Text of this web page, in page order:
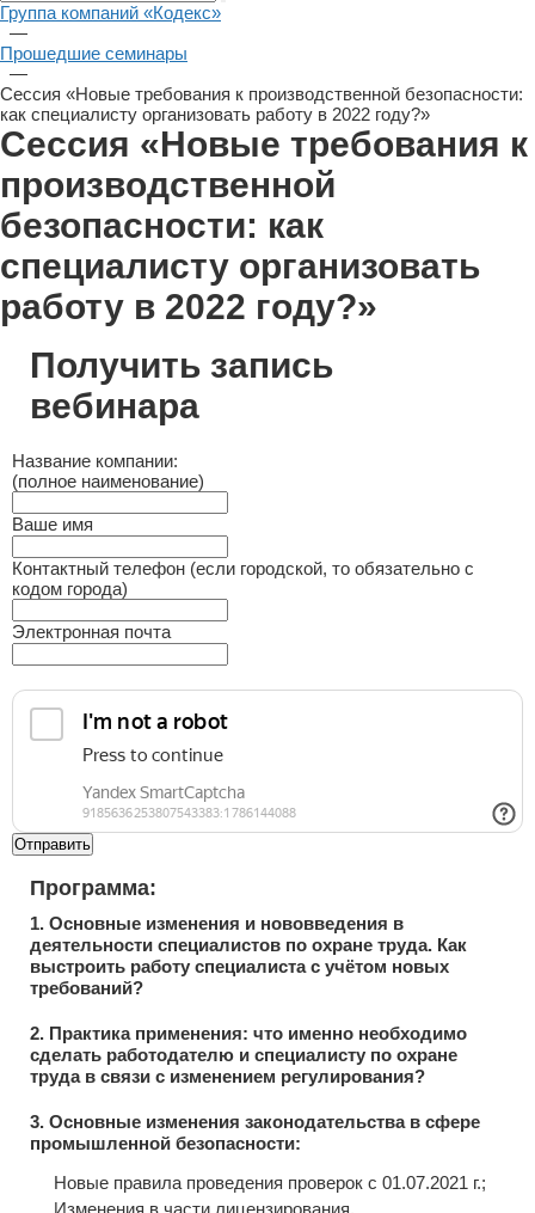
Группа компаний «Кодекс»
—
Прошедшие семинары
—
Сессия «Новые требования к производственной безопасности:
как специалисту организовать работу в 2022 году?»
Сессия «Новые требования к
производственной
безопасности: как
специалисту организовать
работу в 2022 году?»
Получить запись
вебинара
Название компании:
(полное наименование)
Ваше имя
Контактный телефон (если городской, то обязательно с
кодом города)
Электронная почта
Отправить
Программа:
1. Основные изменения и нововведения в
деятельности специалистов по охране труда. Как
выстроить работу специалиста с учётом новых
требований?
2. Практика применения: что именно необходимо
сделать работодателю и специалисту по охране
труда в связи с изменением регулирования?
3. Основные изменения законодательства в сфере
промышленной безопасности:
Новые правила проведения проверок с 01.07.2021 г.;
Изменения в части лицензирования.